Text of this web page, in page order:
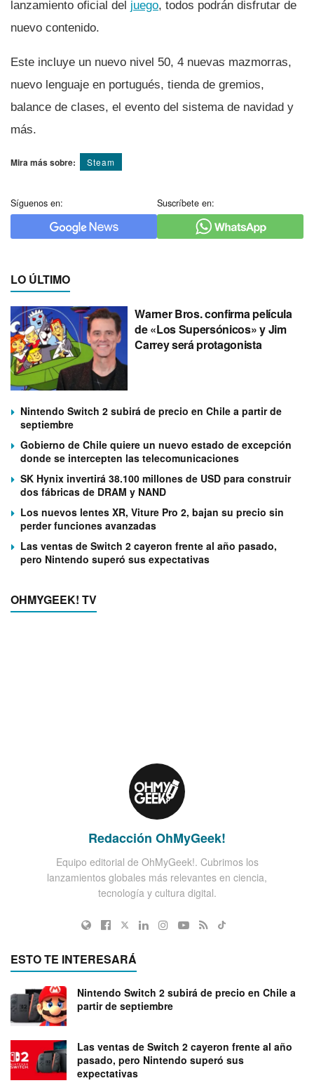
lanzamiento oficial del juego, todos podrán disfrutar de
nuevo contenido.
Este incluye un nuevo nivel 50, 4 nuevas mazmorras,
nuevo lenguaje en portugués, tienda de gremios,
balance de clases, el evento del sistema de navidad y
más.
Mira más sobre: Steam
Síguenos en: Suscríbete en:
LO ÚLTIMO
Warner Bros. confirma película
de «Los Supersónicos» y Jim
Carrey será protagonista
Nintendo Switch 2 subirá de precio en Chile a partir de
septiembre
Gobierno de Chile quiere un nuevo estado de excepción
donde se intercepten las telecomunicaciones
SK Hynix invertirá 38.100 millones de USD para construir
dos fábricas de DRAM y NAND
Los nuevos lentes XR, Viture Pro 2, bajan su precio sin
perder funciones avanzadas
Las ventas de Switch 2 cayeron frente al año pasado,
pero Nintendo superó sus expectativas
OHMYGEEK! TV
Redacción OhMyGeek!
Equipo editorial de OhMyGeek!. Cubrimos los
lanzamientos globales más relevantes en ciencia,
tecnología y cultura digital.
ESTO TE INTERESARÁ
Nintendo Switch 2 subirá de precio en Chile a
partir de septiembre
Las ventas de Switch 2 cayeron frente al año
pasado, pero Nintendo superó sus
expectativas